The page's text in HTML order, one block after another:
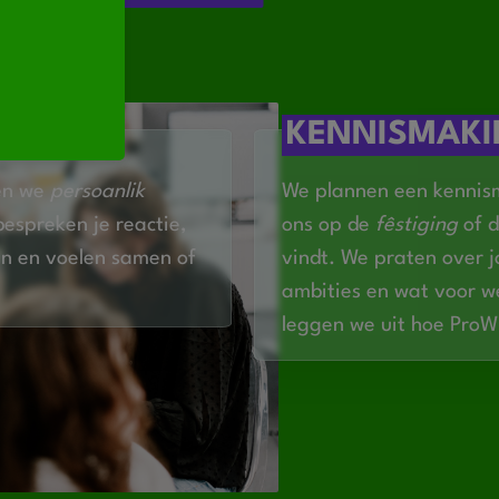
werkt graag met je handen
#DE HANNEN ÚT
we persoanlik
je reactie,
en voelen samen of
We plannen een
ons op de fêstiging of
vindt. We praten over
ambities en wat voor
leggen we uit hoe